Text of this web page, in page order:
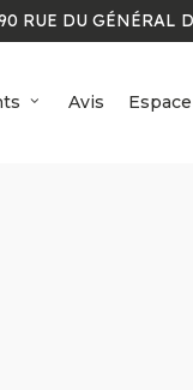
RUE DU GÉNÉRAL
Avis